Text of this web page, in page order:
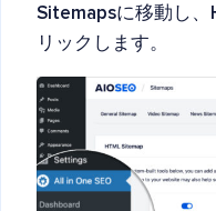
Sitemapsに移動し、
リックします。